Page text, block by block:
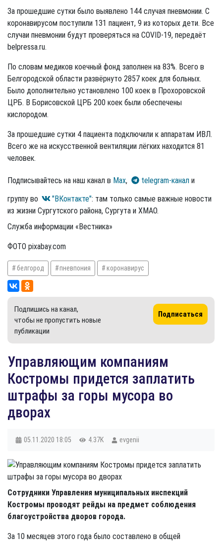
За прошедшие сутки было выявлено 144 случая пневмонии. С
коронавирусом поступили 131 пациент, 9 из которых дети. Все
случаи пневмонии будут проверяться на COVID-19, передаёт
belpressa.ru.
По словам медиков коечный фонд заполнен на 83%. Всего в
Белгородской области развёрнуто 2857 коек для больных.
Было дополнительно установлено 100 коек в Прохоровской
ЦРБ. В Борисовской ЦРБ 200 коек были обеспечены
кислородом.
За прошедшие сутки 4 пациента подключили к аппаратам ИВЛ.
Всего же на искусственной вентиляции лёгких находится 81
человек.
Подписывайтесь на наш канал в Max, telegram-канал и
группу во
"ВКонтакте": там только самые важные новости
из жизни Сургутского района, Сургута и ХМАО.
Служба информации «Вестника»
ФОТО pixabay.com
белгород пневпония коронавирус
Подпишись на канал,
чтобы не пропустить новые
публикации
Подписаться
Управляющим компаниям
Костромы придется заплатить
штрафы за горы мусора во
дворах
05.11.2020 18:05 4.37K evgenii
Сотрудники Управления муниципальных инспекций
Костромы проводят рейды на предмет соблюдения
благоустройства дворов города.
За 10 месяцев этого года было составлено в общей